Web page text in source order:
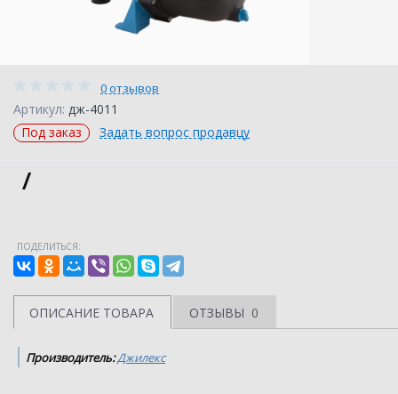
0 отзывов
Артикул: дж-4011
Под заказ
Задать вопрос продавцу
/
ПОДЕЛИТЬСЯ:
ОПИСАНИЕ ТОВАРА ОТЗЫВЫ 0
Производитель:Джилекс